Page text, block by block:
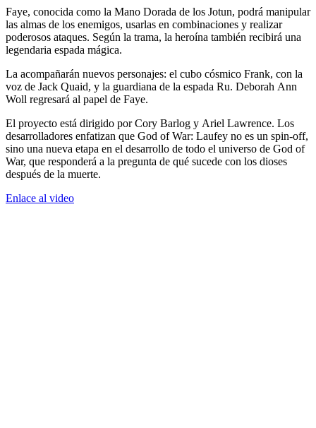
Faye, conocida como la Mano Dorada de los Jotun, podrá manipular
las almas de los enemigos, usarlas en combinaciones y realizar
poderosos ataques. Según la trama, la heroína también recibirá una
legendaria espada mágica.
La acompañarán nuevos personajes: el cubo cósmico Frank, con la
voz de Jack Quaid, y la guardiana de la espada Ru. Deborah Ann
Woll regresará al papel de Faye.
El proyecto está dirigido por Cory Barlog y Ariel Lawrence. Los
desarrolladores enfatizan que God of War: Laufey no es un spin-off,
sino una nueva etapa en el desarrollo de todo el universo de God of
War, que responderá a la pregunta de qué sucede con los dioses
después de la muerte.
Enlace al video